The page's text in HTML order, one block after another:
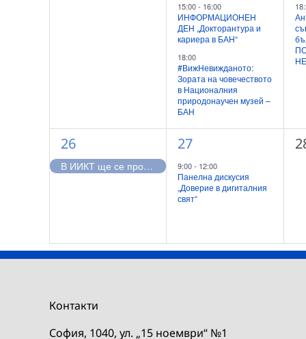
15:00- 16:00
ИНФОРМАЦИОНЕН
ДЕН „Докторантура и
кариера в БАН“
18:00
#ВижНевижданото:
Зората на човечеството
в Националния
природонаучен музей –
БАН
1
събитие,
26
В ИИКТ ще се проведе обучение за устойчивостта на цифровите вериги на доставки
1
събитие,
27
9:00- 12:00
Панелна дискусия
„Доверие в дигиталния
свят“
0
Контакти
София, 1040, ул. „15 ноември“ №1